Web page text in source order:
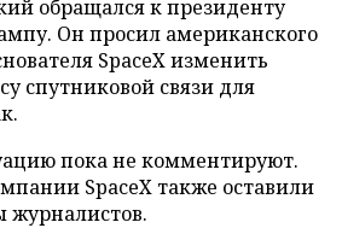
обращался к президенту
Он просил американского
SpaceX изменить
спутниковой связи для
пока не комментируют.
SpaceX также оставили
журналистов.